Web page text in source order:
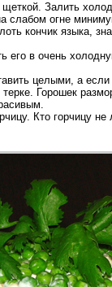
Залить
слабом огне
кончик языка,
его в очень
целыми, а
Горошек
Кто горчицу